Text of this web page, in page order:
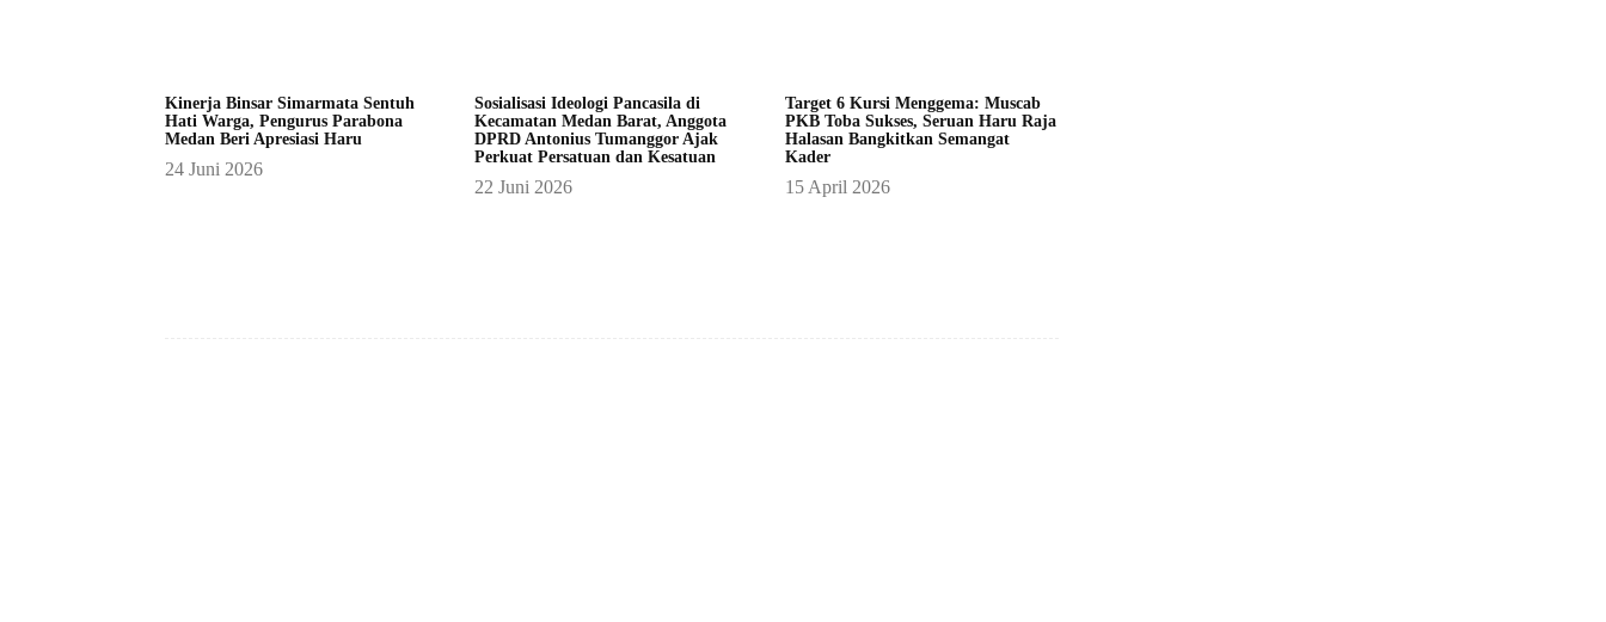
Kinerja Binsar Simarmata Sentuh
Hati Warga, Pengurus Parabona
Medan Beri Apresiasi Haru
24 Juni 2026
Sosialisasi Ideologi Pancasila di
Kecamatan Medan Barat, Anggota
DPRD Antonius Tumanggor Ajak
Perkuat Persatuan dan Kesatuan
22 Juni 2026
Target 6 Kursi Menggema: Muscab
PKB Toba Sukses, Seruan Haru Raja
Halasan Bangkitkan Semangat
Kader
15 April 2026